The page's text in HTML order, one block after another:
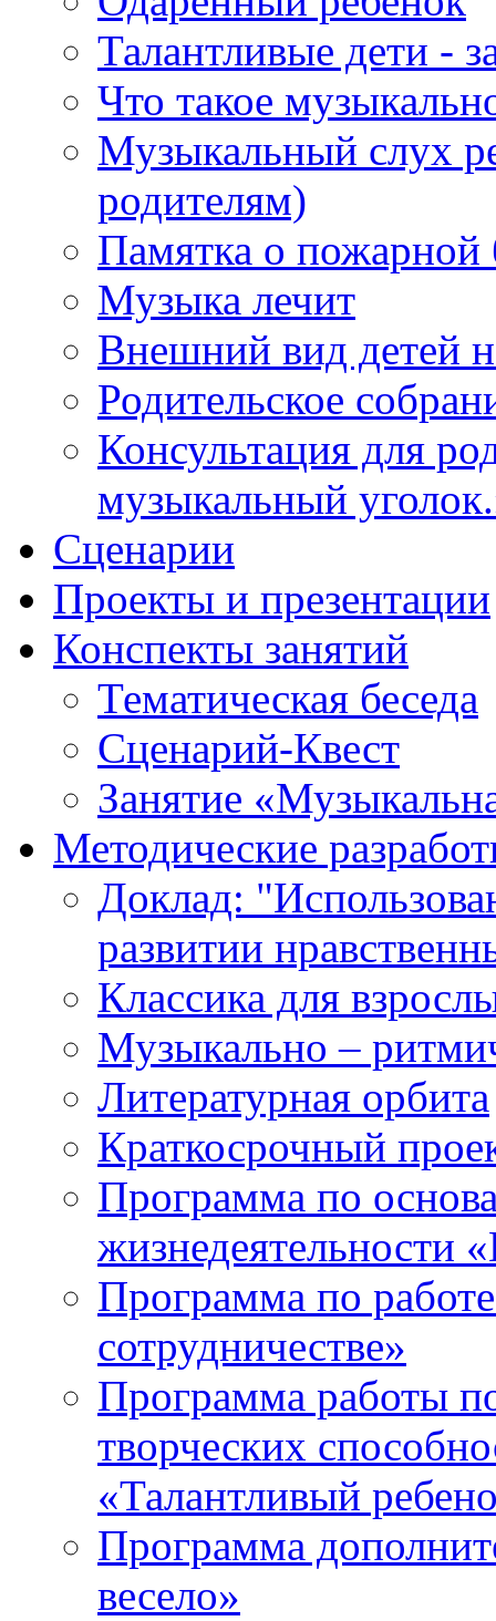
Талантливые дети -
Что такое
Музыкальный слух
родителям)
Памятка о пожарной
Музыка лечит
Внешний вид детей
Родительское
Консультация для
музыкальный
Cценарии
Проекты и презентации
Конспекты занятий
Тематическая беседа
Сценарий-Квест
Занятие
Методические
Доклад:
развитии
Классика для
Музыкально –
Литературная орбита
Краткосрочный
Программа по
жизнедеятельности
Программа по
сотрудничестве»
Программа работы
творческих
«Талантливый
Программа
весело»